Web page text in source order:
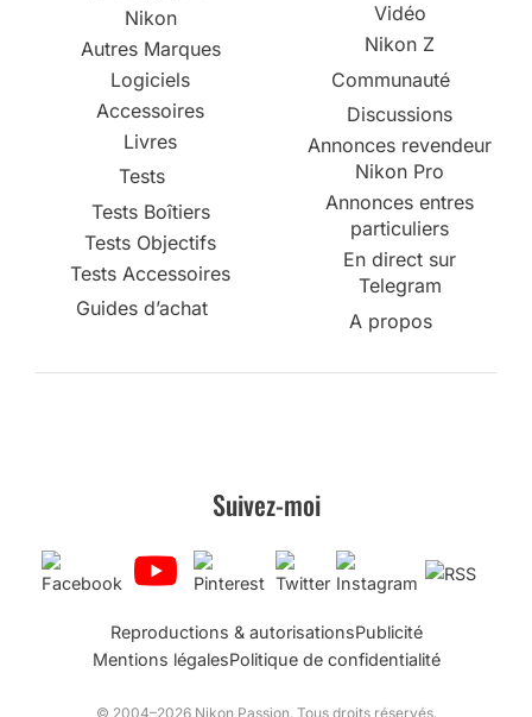
Nikon
Autres Marques
Logiciels
Accessoires
Livres
Tests
Tests Boîtiers
Tests Objectifs
Tests Accessoires
Guides d’achat
Vidéo
Nikon Z
Communauté
Discussions
Annonces revendeur
Nikon Pro
Annonces entres
particuliers
En direct sur
Telegram
A propos
Suivez-moi
Reproductions & autorisationsPublicité
Mentions légalesPolitique de confidentialité
© 2004–2026 Nikon Passion. Tous droits réservés.